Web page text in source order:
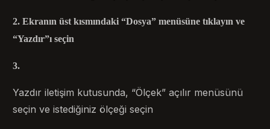
2. Ekranın üst kısmındaki “Dosya” menüsüne tıklayın ve
“Yazdır”ı seçin
3.
Yazdır iletişim kutusunda, “Ölçek” açılır menüsünü
seçin ve istediğiniz ölçeği seçin